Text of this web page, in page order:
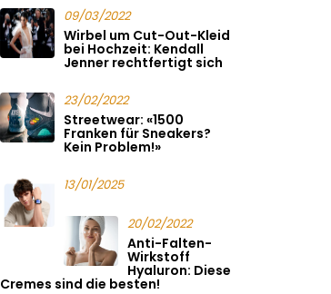
09/03/2022
Wirbel um Cut-Out-Kleid
bei Hochzeit: Kendall
Jenner rechtfertigt sich
23/02/2022
Streetwear: «1500
Franken für Sneakers?
Kein Problem!»
13/01/2025
20/02/2022
Anti-Falten-
Wirkstoff
Hyaluron: Diese
Cremes sind die besten!